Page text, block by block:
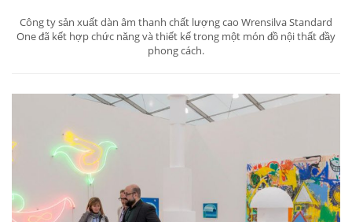
Công ty sản xuất dàn âm thanh chất lượng cao Wrensilva Standard
One đã kết hợp chức năng và thiết kế trong một món đồ nội thất đầy
phong cách.